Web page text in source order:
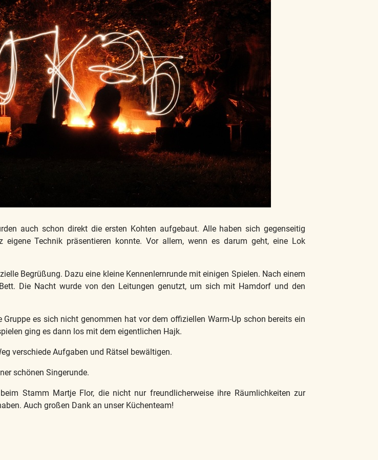
auch schon direkt die ersten Kohten aufgebaut. Alle haben sich gegenseitig
Technik präsentieren konnte. Vor allem, wenn es darum geht, eine Lok
Begrüßung. Dazu eine kleine Kennenlernrunde mit einigen Spielen. Nach einem
Die Nacht wurde von den Leitungen genutzt, um sich mit Hamdorf und den
es sich nicht genommen hat vor dem offiziellen Warm-Up schon bereits ein
ging es dann los mit dem eigentlichen Hajk.
verschiede Aufgaben und Rätsel bewältigen.
schönen Singerunde.
Stamm Martje Flor, die nicht nur freundlicherweise ihre Räumlichkeiten zur
Auch großen Dank an unser Küchenteam!